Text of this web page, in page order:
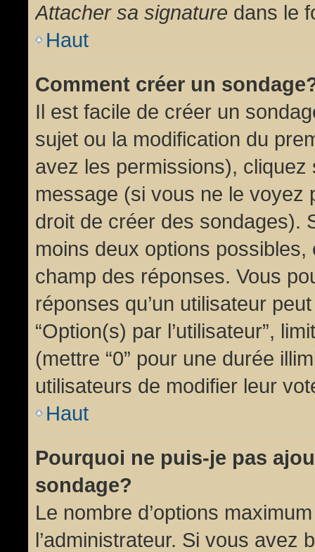
Attacher sa signature dans le
Haut
Comment créer un
Il est facile de créer un
sujet ou la modification du
avez les permissions), cliquez
message (si vous ne le voyez
droit de créer des sondages).
moins deux options
champ des réponses. Vous
réponses qu’un utilisateur
“Option(s) par l’utilisateur”,
(mettre “0” pour une durée
utilisateurs de modifier leur
Haut
Pourquoi ne puis-je pas
sondage?
Le nombre d’options
l’administrateur. Si vous avez